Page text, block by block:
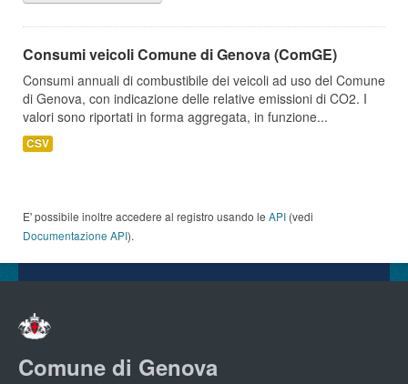
Consumi veicoli Comune di Genova (ComGE)
Consumi annuali di combustibile dei veicoli ad uso del Comune
di Genova, con indicazione delle relative emissioni di CO2. I
valori sono riportati in forma aggregata, in funzione...
CSV
E' possibile inoltre accedere al registro usando le API (vedi
Documentazione API).
Comune di Genova